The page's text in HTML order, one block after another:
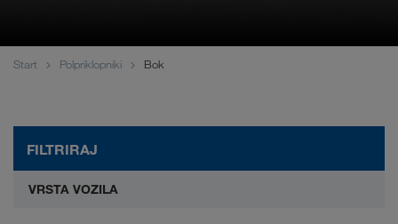
WALTER LEASING GmbH
Start Polpriklopniki Bok
FILTRIRAJ
VRSTA VOZILA